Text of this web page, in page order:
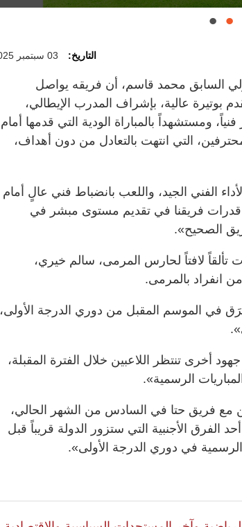
التاريخ: 03 سبتمبر 2025
السابق محمد قاسم، أن فريقه يواصل
بوتيرة عالية، بإشراف المدرب الإيطالي،
ومستشهداً بالمباراة الودية التي قدمها أمام
التي انتهت بالتعادل من دون أهداف،
الفني الجيد، واللعب بانضباط فني عالٍ أمام
فريقنا في تقديم مستوى مبشر في
الصحيح».
تألقاً لافتاً لحارس المرمى، سالم خيري،
انفراد بالمرمى.
في الموسم المقبل من دوري الدرجة الأولى،
أخرى تنتظر اللاعبين خلال الفترة المقبلة،
الرسمية».
مع فريق حتا في السادس من الشهر الحالي،
الأجنبية التي ستزور الدولة قريباً قبل
في دوري الدرجة الأولى».